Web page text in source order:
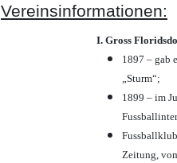
Vereinsinformationen:
I. Gross
1897 – gab
„Sturm“;
1899 – im
Zeitung,